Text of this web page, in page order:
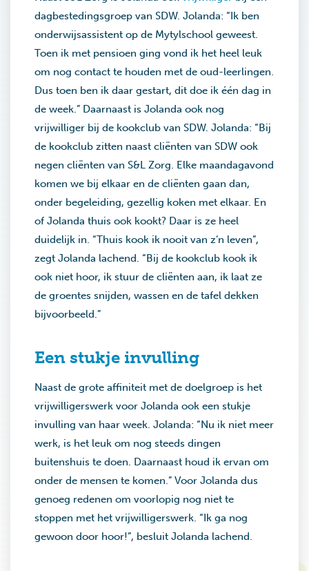
dagbestedingsgroep van SDW. Jolanda: “Ik ben
onderwijsassistent op de Mytylschool geweest.
Toen ik met pensioen ging vond ik het heel leuk
om nog contact te houden met de oud-leerlingen.
Dus toen ben ik daar gestart, dit doe ik één dag in
de week.” Daarnaast is Jolanda ook nog
vrijwilliger bij de kookclub van SDW. Jolanda: “Bij
de kookclub zitten naast cliënten van SDW ook
negen cliënten van S&L Zorg. Elke maandagavond
komen we bij elkaar en de cliënten gaan dan,
onder begeleiding, gezellig koken met elkaar. En
of Jolanda thuis ook kookt? Daar is ze heel
duidelijk in. “Thuis kook ik nooit van z’n leven”,
zegt Jolanda lachend. “Bij de kookclub kook ik
ook niet hoor, ik stuur de cliënten aan, ik laat ze
de groentes snijden, wassen en de tafel dekken
bijvoorbeeld.”
Een stukje invulling
Naast de grote affiniteit met de doelgroep is het
vrijwilligerswerk voor Jolanda ook een stukje
invulling van haar week. Jolanda: “Nu ik niet meer
werk, is het leuk om nog steeds dingen
buitenshuis te doen. Daarnaast houd ik ervan om
onder de mensen te komen.” Voor Jolanda dus
genoeg redenen om voorlopig nog niet te
stoppen met het vrijwilligerswerk. “Ik ga nog
gewoon door hoor!”, besluit Jolanda lachend.